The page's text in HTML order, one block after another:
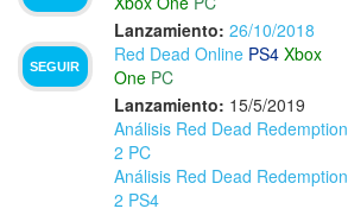
Lanzamiento: 26/10/2018
SEGUIR
Red Dead Online PS4 Xbox
One PC
Lanzamiento: 15/5/2019
Análisis Red Dead Redemption
2 PC
Análisis Red Dead Redemption
2 PS4